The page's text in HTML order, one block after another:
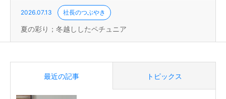
2026.07.13 社長のつぶやき
夏の彩り；冬越ししたペチュニア
最近の記事 トピックス